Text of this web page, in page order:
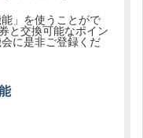
」を使うことがで
と交換可能なポイン
に是非ご登録くだ